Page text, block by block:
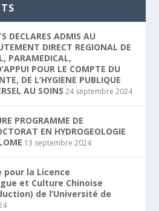
DECLARES ADMIS AU
DIRECT REGIONAL DE
PARAMEDICAL,
POUR LE COMPTE DU
DE L’HYGIENE PUBLIQUE
AU SOINS 24 septembre 2024
PROGRAMME DE
EN HYDROGEOLOGIE
13 septembre 2024
la Licence
et Culture Chinoise
de l’Université de